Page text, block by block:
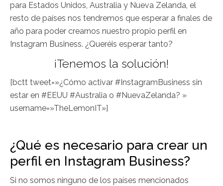
para Estados Unidos, Australia y Nueva Zelanda, el
resto de países nos tendremos que esperar a finales de
año para poder crearnos nuestro propio perfil en
Instagram Business. ¿Queréis esperar tanto?
¡Tenemos la solución!
[bctt tweet=»¿Cómo activar #InstagramBusiness sin
estar en #EEUU #Australia o #NuevaZelanda? »
username=»TheLemonIT»]
¿Qué es necesario para crear un
perfil en Instagram Business?
Si no somos ninguno de los países mencionados